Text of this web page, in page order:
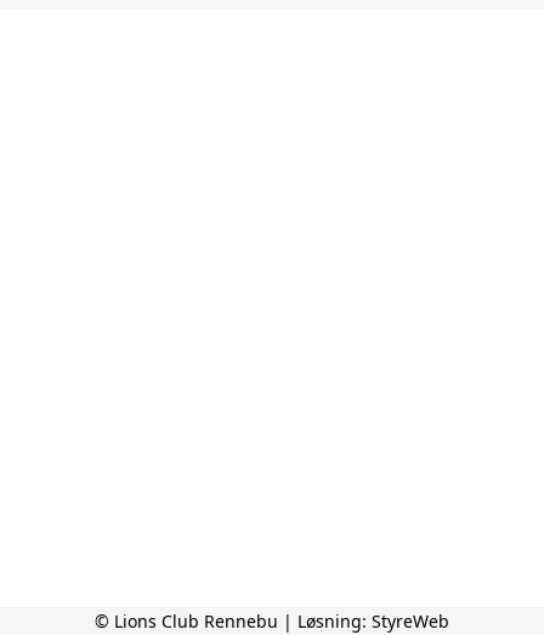
© Lions Club Rennebu | Løsning: StyreWeb